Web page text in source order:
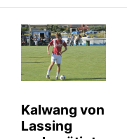
Kalwang von
Lassing